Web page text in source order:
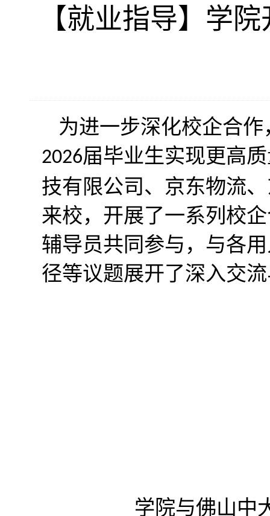
【就业指导】学
为进一步深化校企合
2026届毕业生实现更高
技有限公司、京东物流
来校，开展了一系列校
辅导员共同参与，与各
径等议题展开了深入交
学院与佛山中